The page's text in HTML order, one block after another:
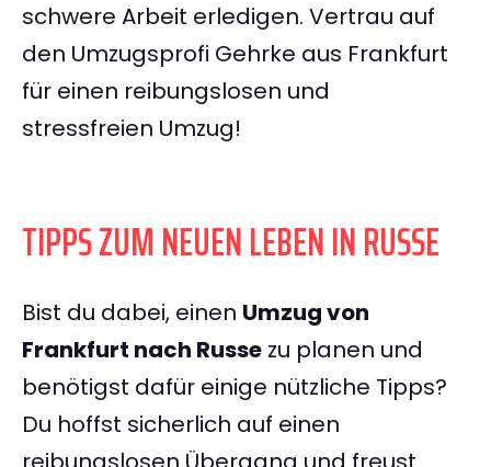
schwere Arbeit erledigen. Vertrau auf
den Umzugsprofi Gehrke aus Frankfurt
für einen reibungslosen und
stressfreien Umzug!
TIPPS ZUM NEUEN LEBEN IN RUSSE
Bist du dabei, einen Umzug von
Frankfurt nach Russe zu planen und
benötigst dafür einige nützliche Tipps?
Du hoffst sicherlich auf einen